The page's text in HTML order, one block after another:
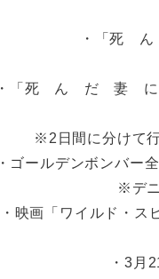
・「死
・「死 ん だ 妻 に
※2日間に分けて
・ゴールデンボンバー
※デ
・映画「ワイルド・
・3月